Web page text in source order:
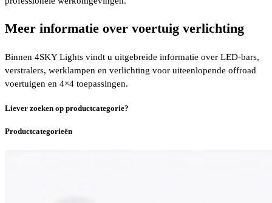
Meer informatie over voertuig verlichting
Binnen 4SKY Lights vindt u uitgebreide informatie over LED-bars,
verstralers, werklampen en verlichting voor uiteenlopende offroad
voertuigen en 4×4 toepassingen.
Liever zoeken op productcategorie?
Productcategorieën